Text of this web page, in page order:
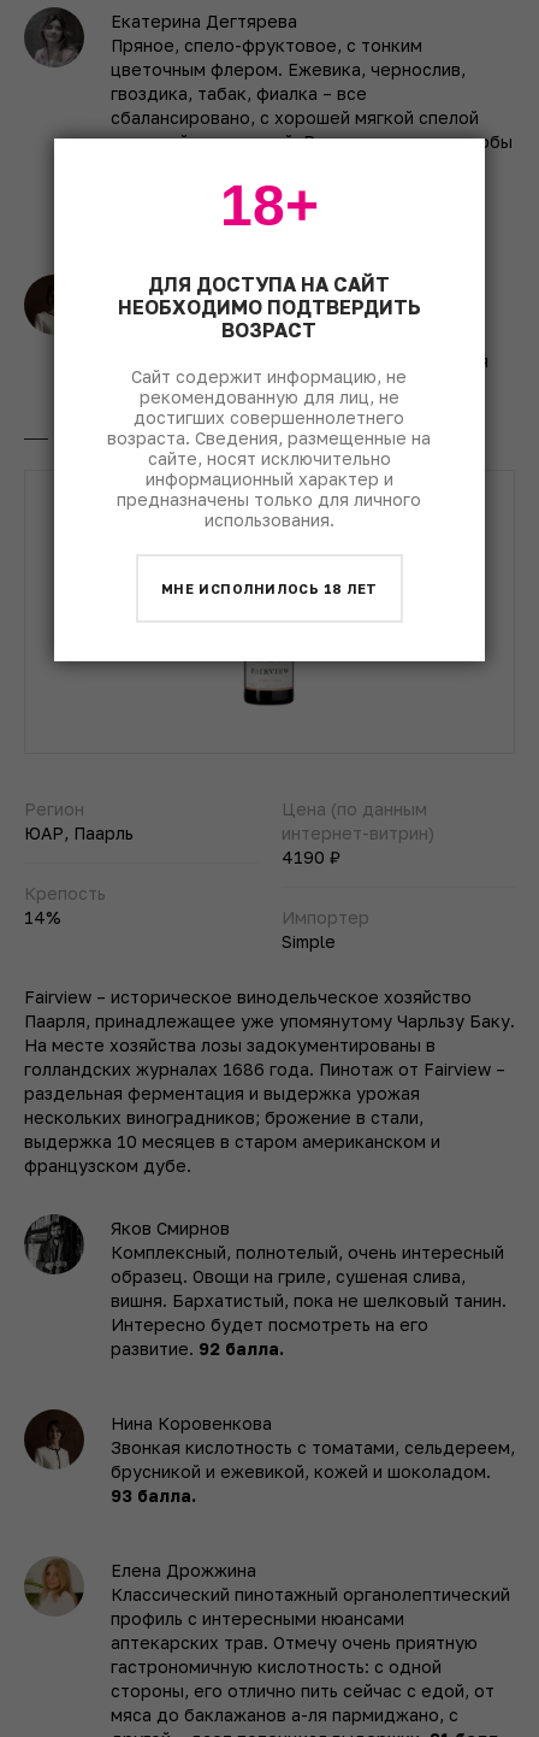
Екатерина Дегтярева
Пряное, спело-фруктовое, с тонким
цветочным флером. Ежевика, чернослив,
гвоздика, табак, фиалка – все
сбалансировано, с хорошей мягкой спелой
танинной структурой. Вино не для того, чтобы
друзей. Отлично поддержит томленые
88 баллов.
Нина Коровенкова
Красивое, элегантное: красная слива,
барбарис в шоколаде, сандал, бурбонская
ваниль, бадьян и печеные каштаны. Хочется
пить соло.94 балла.
Fairview Pinotage 2021
Регион
ЮАР, Паарль
Крепость
14%
Цена (по данным
интернет-витрин)
4190 ₽
Импортер
Simple
Fairview – историческое винодельческое хозяйство
Паарля, принадлежащее уже упомянутому Чарльзу Баку.
На месте хозяйства лозы задокументированы в
голландских журналах 1686 года. Пинотаж от Fairview –
раздельная ферментация и выдержка урожая
нескольких виноградников; брожение в стали,
выдержка 10 месяцев в старом американском и
французском дубе.
Яков Смирнов
Комплексный, полнотелый, очень интересный
образец. Овощи на гриле, сушеная слива,
вишня. Бархатистый, пока не шелковый танин.
Интересно будет посмотреть на его
развитие. 92 балла.
Нина Коровенкова
Звонкая кислотность с томатами, сельдереем,
брусникой и ежевикой, кожей и шоколадом.
93 балла.
Елена Дрожжина
Классический пинотажный органолептический
профиль с интересными нюансами
аптекарских трав. Отмечу очень приятную
гастрономичную кислотность: с одной
стороны, его отлично пить сейчас с едой, от
мяса до баклажанов а-ля пармиджано, с
ДЛЯ ДОСТУПА НА САЙТ
НЕОБХОДИМО ПОДТВЕРДИТЬ
ВОЗРАСТ
Сайт содержит информацию, не
рекомендованную для лиц, не
достигших совершеннолетнего
возраста. Сведения, размещенные на
сайте, носят исключительно
информационный характер и
предназначены только для личного
использования.
МНЕ ИСПОЛНИЛОСЬ 18 ЛЕТ
18+